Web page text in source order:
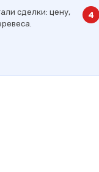
сделки: цену,
4